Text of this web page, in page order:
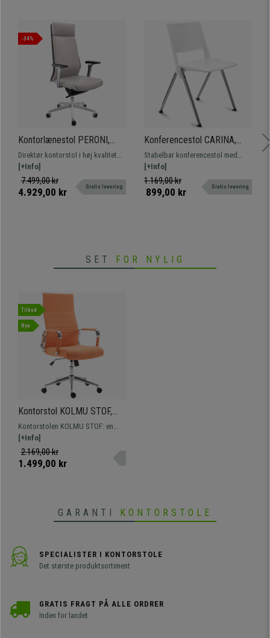
Polstrede designer armlæn
• Eksklusivt design med syninger
Velegnet til brug i 8 timer
-34%
Kontorlænestol PERONI,
Elegance og Komfort,
Professionel Brug i 8 Timer,
Høj Kvalitet, Gråt Læder
Direktør kontorstol i høj kvalitet
med ergonomisk design. Elegant
og eksklusivt design.
Tilfredshedsgaranti!
[+Info]
7.499,00 kr
4.929,00 kr Gratis levering
Konferencestol CARINA,
Stabelbar, Tilslutningskroge,
Krombelagte Ben og Hvid
Farve
Stabelbar konferencestol med
tilslutningssystem. Attraktivt,
moderne design, fås med betræk,
bord og armlæn.
[+Info]
1.169,00 kr
899,00 kr Gratis levering
SET FOR NYLIG
Tilbud
Nye
Kontorstol KOLMU STOF,
Metalfod, Elegant
Syningsdesign, I Orange
Kontorstolen KOLMU STOF: en
model med et iøjnefaldende
design, der kombinerer komfort
og materialer af høj kvalitet.
[+Info]
2.169,00 kr
1.499,00 kr
GARANTI KONTORSTOLE
SPECIALISTER I KONTORSTOLE
Det største produktsortiment
GRATIS FRAGT PÅ ALLE ORDRER
Inden for landet